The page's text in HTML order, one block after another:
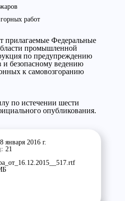
работ
прилагаемые Федеральные
промышленной
по предупреждению
безопасному ведению
к самовозгоранию
по истечении шести
опубликования.
января 2016 г.
21